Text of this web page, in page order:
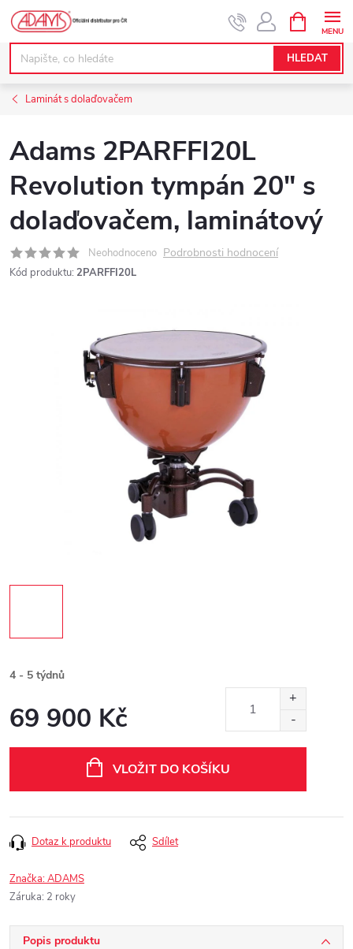
Přejít
obsah
HLEDAT
NÁKUPNÍ
KOŠÍK
Laminát s dolaďovačem
Adams 2PARFFI20L
Revolution tympán 20" s
dolaďovačem, laminátový
Neohodnoceno Podrobnosti hodnocení
Kód produktu: 2PARFFI20L
4 - 5 týdnů
69 900 Kč
VLOŽIT DO KOŠÍKU
Dotaz k produktu Sdílet
Značka:ADAMS
Záruka: 2 roky
Popis produktu